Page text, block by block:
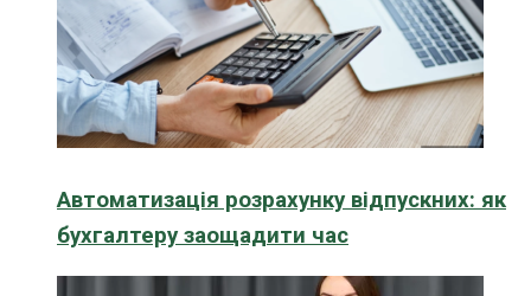
Автоматизація розрахунку відпускних: як
бухгалтеру заощадити час